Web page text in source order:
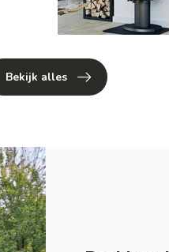
Bekijk alles